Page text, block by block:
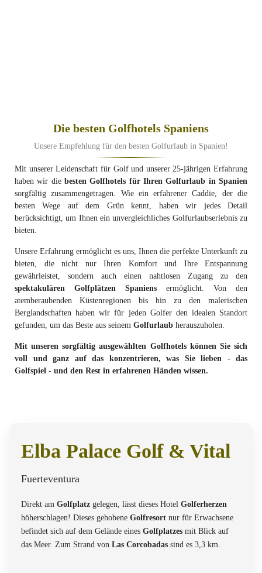
Die besten Golfhotels Spaniens
Unsere Empfehlung für den besten Golfurlaub in Spanien!
Mit unserer Leidenschaft für Golf und unserer 25-jährigen Erfahrung
haben wir die besten Golfhotels für Ihren Golfurlaub in Spanien
sorgfältig zusammengetragen. Wie ein erfahrener Caddie, der die
besten Wege auf dem Grün kennt, haben wir jedes Detail
berücksichtigt, um Ihnen ein unvergleichliches Golfurlaubserlebnis zu
bieten.
Unsere Erfahrung ermöglicht es uns, Ihnen die perfekte Unterkunft zu
bieten, die nicht nur Ihren Komfort und Ihre Entspannung
gewährleistet, sondern auch einen nahtlosen Zugang zu den
spektakulären Golfplätzen Spaniens ermöglicht. Von den
atemberaubenden Küstenregionen bis hin zu den malerischen
Berglandschaften haben wir für jeden Golfer den idealen Standort
gefunden, um das Beste aus seinem Golfurlaub herauszuholen.
Mit unseren sorgfältig ausgewählten Golfhotels können Sie sich
voll und ganz auf das konzentrieren, was Sie lieben - das
Golfspiel - und den Rest in erfahrenen Händen wissen.
Elba Palace Golf & Vital
Fuerteventura
Direkt am Golfplatz gelegen, lässt dieses Hotel Golferherzen
höherschlagen! Dieses gehobene Golfresort nur für Erwachsene
befindet sich auf dem Gelände eines Golfplatzes mit Blick auf
das Meer. Zum Strand von Las Corcobadas sind es 3,3 km.